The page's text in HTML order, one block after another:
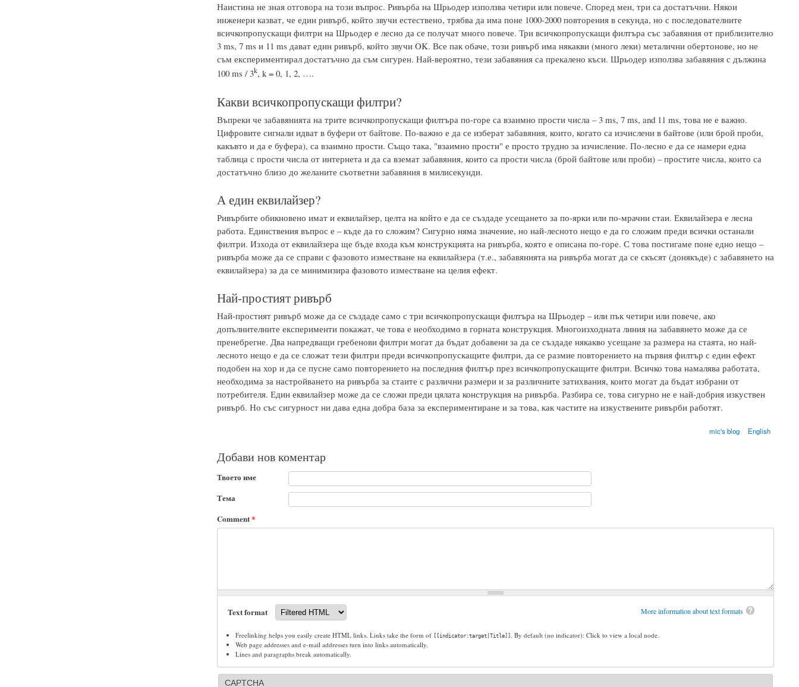
Наистина не зная отговора на този въпрос. Ривърба на Шрьодер използва четири или повече. Според мен, три са достатъчни. Някои
инженери казват, че един ривърб, който звучи естествено, трябва да има поне 1000-2000 повторения в секунда, но с последователните
всичкопропускащи филтри на Шрьодер е лесно да се получат много повече. Три всичкопропускащи филтъра със забавяния от приблизително
3 ms, 7 ms и 11 ms дават един ривърб, който звучи OK. Все пак обаче, този ривърб има някакви (много леки) металични обертонове, но не
съм експериментирал достатъчно да съм сигурен. Най-вероятно, тези забавяния са прекалено къси. Шрьодер използва забавяния с дължина
100 ms / 3k, k = 0, 1, 2, ….
Какви всичкопропускащи филтри?
Въпреки че забавянията на трите всичкопропускащи филтъра по-горе са взаимно прости числа – 3 ms, 7 ms, and 11 ms, това не е важно.
Цифровите сигнали идват в буфери от байтове. По-важно е да се изберат забавяния, които, когато са изчислени в байтове (или брой проби,
какъвто и да е буфера), са взаимно прости. Също така, "взаимно прости" е просто трудно за изчисление. По-лесно е да се намери една
таблица с прости числа от интернета и да са вземат забавяния, които са прости числа (брой байтове или проби) – простите числа, които са
достатъчно близо до желаните съответни забавяния в милисекунди.
А един еквилайзер?
Ривърбите обикновено имат и еквилайзер, целта на който е да се създаде усещането за по-ярки или по-мрачни стаи. Еквилайзера е лесна
работа. Единствения въпрос е – къде да го сложим? Сигурно няма значение, но най-лесното нещо е да го сложим преди всички останали
филтри. Изхода от еквилайзера ще бъде входа към конструкцията на ривърба, която е описана по-горе. С това постигаме поне едно нещо –
ривърба може да се справи с фазовото изместване на еквилайзера (т.е., забавянията на ривърба могат да се скъсят (донякъде) с забавянето на
еквилайзера) за да се минимизира фазовото изместване на целия ефект.
Най-простият ривърб
Най-простият ривърб може да се създаде само с три всичкопропускащи филтъра на Шрьодер – или пък четири или повече, ако
допълнителните експерименти покажат, че това е необходимо в горната конструкция. Многоизходната линия на забавянето може да се
пренебрегне. Два напредващи гребенови филтри могат да бъдат добавени за да се създаде някакво усещане за размера на стаята, но най-
лесното нещо е да се сложат тези филтри преди всичкопропускащите филтри, да се размие повторението на първия филтър с един ефект
подобен на хор и да се пусне само повторението на последния филтър през всичкопропускащите филтри. Всичко това намалява работата,
необходима за настройването на ривърба за стаите с различни размери и за различните затихвания, които могат да бъдат избрани от
потребителя. Един еквилайзер може да се сложи преди цялата конструкция на ривърба. Разбира се, това сигурно не е най-добрия изкуствен
ривърб. Но със сигурност ни дава една добра база за експериментиране и за това, как частите на изкуствените ривърби работят.
mic's blog English
Добави нов коментар
Твоето име
Тема
Comment*
More information about text formats
Text format
Freelinking helps you easily create HTML links. Links take the form of [[indicator:target|Title]]
. By default (no indicator): Click to view a local node.
Web page addresses and e-mail addresses turn into links automatically.
Lines and paragraphs break automatically.
CAPTCHA